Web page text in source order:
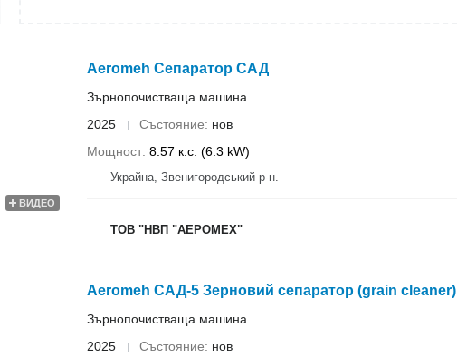
ВИДЕО
Aeromeh Сепаратор САД
Зърнопочистваща машина
2025
Състояние
нов
Мощност 8.57 к.с. (6.3 kW)
Украйна, Звенигородський р-н.
ТОВ "НВП "АЕРОМЕХ"
Aeromeh САД-5 Зерновий сепаратор (grain cleaner)
Зърнопочистваща машина
2025
Състояние
нов